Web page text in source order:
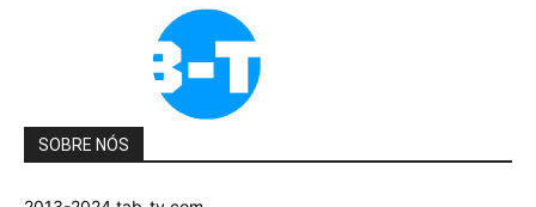
SOBRE NÓS